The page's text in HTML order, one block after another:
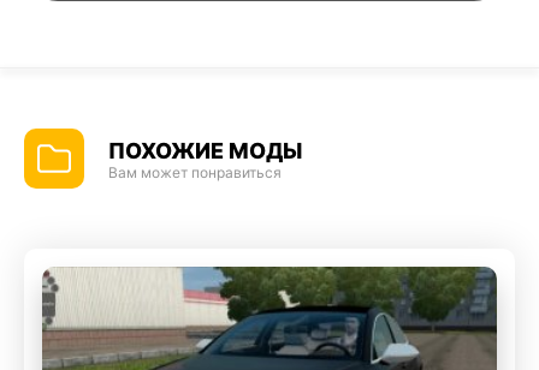
ПОХОЖИЕ МОДЫ
Вам может понравиться